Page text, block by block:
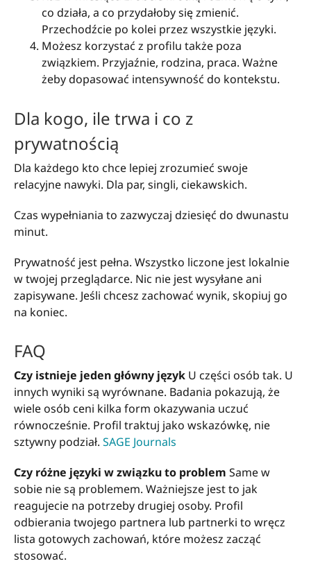
co działa, a co przydałoby się zmienić.
Przechodźcie po kolei przez wszystkie języki.
Możesz korzystać z profilu także poza
związkiem. Przyjaźnie, rodzina, praca. Ważne
żeby dopasować intensywność do kontekstu.
Dla kogo, ile trwa i co z
prywatnością
Dla każdego kto chce lepiej zrozumieć swoje
relacyjne nawyki. Dla par, singli, ciekawskich.
Czas wypełniania to zazwyczaj dziesięć do dwunastu
minut.
Prywatność jest pełna. Wszystko liczone jest lokalnie
w twojej przeglądarce. Nic nie jest wysyłane ani
zapisywane. Jeśli chcesz zachować wynik, skopiuj go
na koniec.
FAQ
Czy istnieje jeden główny język U części osób tak. U
innych wyniki są wyrównane. Badania pokazują, że
wiele osób ceni kilka form okazywania uczuć
równocześnie. Profil traktuj jako wskazówkę, nie
sztywny podział. SAGE Journals
Czy różne języki w związku to problem Same w
sobie nie są problemem. Ważniejsze jest to jak
reagujecie na potrzeby drugiej osoby. Profil
odbierania twojego partnera lub partnerki to wręcz
lista gotowych zachowań, które możesz zacząć
stosować.